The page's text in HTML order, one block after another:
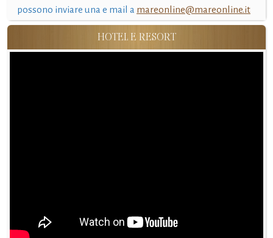
possono inviare una e mail a mareonline@mareonline.it
HOTEL E RESORT